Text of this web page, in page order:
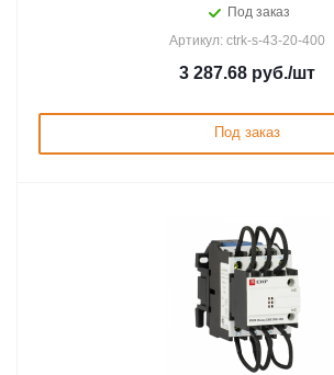
Под заказ
Артикул: ctrk-s-43-20-400
3 287.68 руб./шт
Под заказ